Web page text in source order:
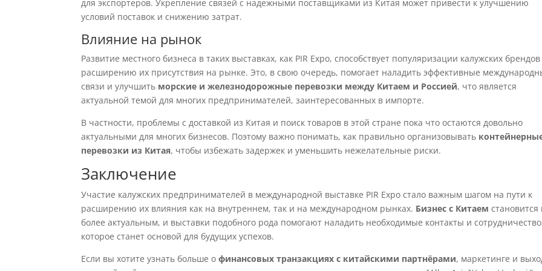
для экспортеров. Укрепление связей с надежными поставщиками из Китая может привести к улучшению
условий поставок и снижению затрат.
Влияние на рынок
Развитие местного бизнеса в таких выставках, как PIR Expo, способствует популяризации калужских
расширению их присутствия на рынке. Это, в свою очередь, помогает наладить эффективные
связи и улучшить морские и железнодорожные перевозки между Китаем и Россией, что является
актуальной темой для многих предпринимателей, заинтересованных в импорте.
В частности, проблемы с доставкой из Китая и поиск товаров в этой стране пока что остаются довольно
актуальными для многих бизнесов. Поэтому важно понимать, как правильно организовывать
перевозки из Китая, чтобы избежать задержек и уменьшить нежелательные риски.
Заключение
Участие калужских предпринимателей в международной выставке PIR Expo стало важным шагом на пути к
расширению их влияния как на внутреннем, так и на международном рынках. Бизнес с Китаем становится
более актуальным, и выставки подобного рода помогают наладить необходимые контакты и
которое станет основой для будущих успехов.
Если вы хотите узнать больше офинансовых транзакциях с китайскими партнёрами, маркетинге и